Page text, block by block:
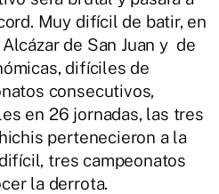
Muy difícil de batir, en
de San Juan y de
difíciles de
consecutivos,
en 26 jornadas, las tres
pertenecieron a la
tres campeonatos
la derrota.